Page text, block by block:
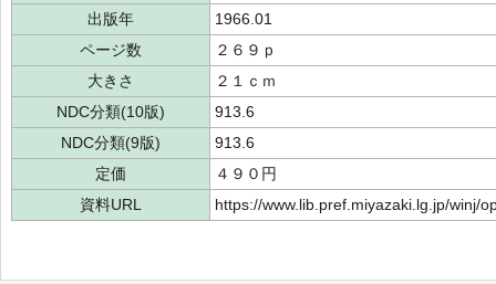
出版年
1966.01
ページ数
２６９ｐ
大きさ
２１ｃｍ
NDC分類(10版)
913.6
NDC分類(9版)
913.6
定価
４９０円
資料URL
https://www.lib.pref.miyazaki.lg.jp/winj/